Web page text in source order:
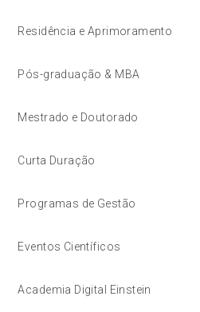
Residência e Aprimoramento
Pós-graduação & MBA
Mestrado e Doutorado
Curta Duração
Programas de Gestão
Eventos Científicos
Academia Digital Einstein